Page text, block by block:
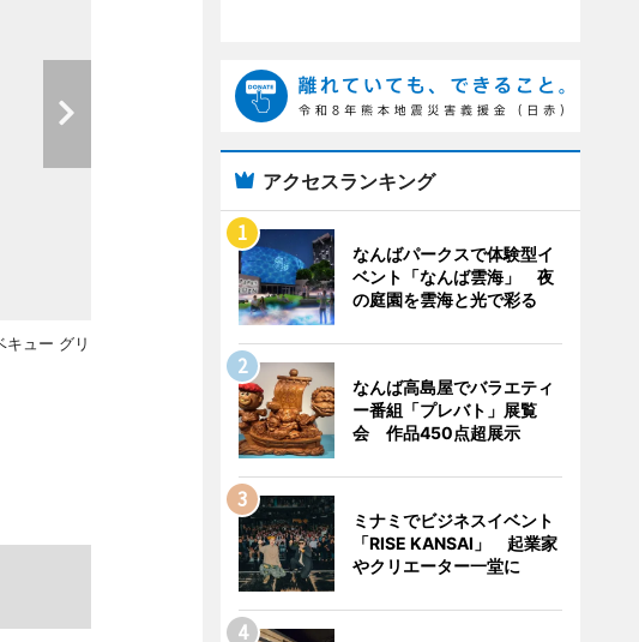
キュー グリ
アクセスランキング
なんばパークスで体験型イ
ベント「なんば雲海」 夜
の庭園を雲海と光で彩る
なんば高島屋でバラエティ
ー番組「プレバト」展覧
会 作品450点超展示
ミナミでビジネスイベント
「RISE KANSAI」 起業家
やクリエーター一堂に